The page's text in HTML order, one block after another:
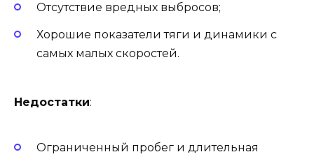
Отсутствие вредных выбросов;
Хорошие показатели тяги и динамики с
самых малых скоростей.
Недостатки:
Ограниченный пробег и длительная